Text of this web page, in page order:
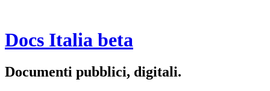
Docs Italia beta
Documenti pubblici, digitali.